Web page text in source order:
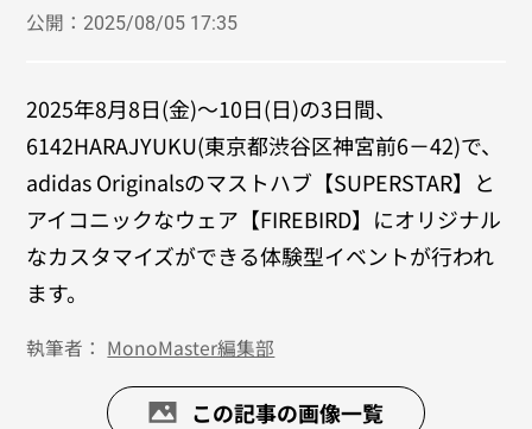
公開：2025/08/05 17:35
2025年8月8日(金)～10日(日)の3日間、
6142HARAJYUKU(東京都渋谷区神宮前6－42)で、
adidas Originalsのマストハブ【SUPERSTAR】と
アイコニックなウェア【FIREBIRD】にオリジナル
なカスタマイズができる体験型イベントが行われ
ます。
執筆者： MonoMaster編集部
この記事の画像一覧